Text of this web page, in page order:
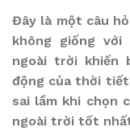
Đây là một câu
không giống
ngoài trời khiến
động của thời
sai lầm khi chọn
ngoài trời tốt